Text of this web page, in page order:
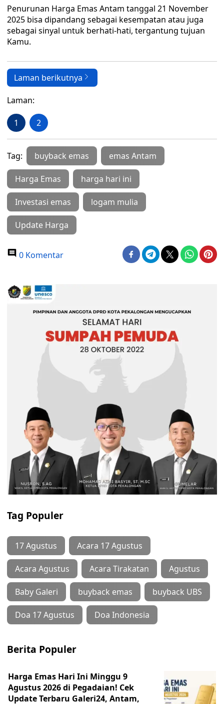
Penurunan Harga Emas Antam tanggal 21 November
2025 bisa dipandang sebagai kesempatan atau juga
sebagai sinyal untuk berhati-hati, tergantung tujuan
Kamu.
Laman berikutnya
Laman:
1 2
Tag: buyback emas emas Antam
Harga Emas harga hari ini
Investasi emas logam mulia
Update Harga
0 Komentar
Tag Populer
17 Agustus Acara 17 Agustus
Acara Agustus Acara Tirakatan Agustus
Baby Galeri buyback emas buyback UBS
Doa 17 Agustus Doa Indonesia
Berita Populer
Harga Emas Hari Ini Minggu 9
Agustus 2026 di Pegadaian! Cek
Update Terbaru Galeri24, Antam,